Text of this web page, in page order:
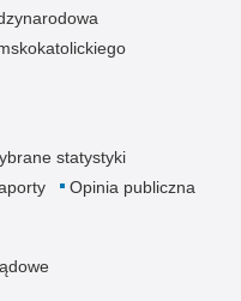
statystyki
Opinia publiczna